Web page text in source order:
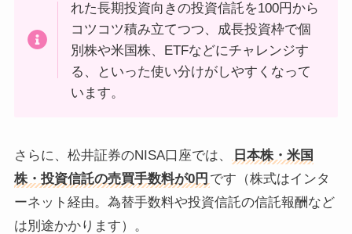
れた長期投資向きの投資信託を100円から
コツコツ積み立てつつ、成長投資枠で個
別株や米国株、ETFなどにチャレンジす
る、といった使い分けがしやすくなって
います。
さらに、松井証券のNISA口座では、
日本株・米国
株・投資信託の売買手数料が0円 です（株式はインタ
ーネット経由。為替手数料や投資信託の信託報酬など
は別途かかります）。